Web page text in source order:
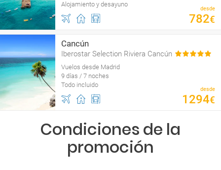
Alojamiento y desayuno
desde
782€
Cancún
Iberostar Selection Riviera Cancún
Vuelos desde Madrid
9 días / 7 noches
Todo incluido
desde
1294€
Condiciones de la
promoción